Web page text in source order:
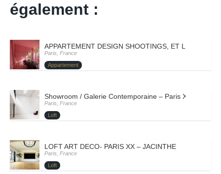
également :
APPARTEMENT DESIGN SHOOTINGS, ET
Paris, France
Appartement
Showroom / Galerie Contemporaine – Paris XI – YANN
Paris, France
Loft
LOFT ART DECO- PARIS XX – JACINTHE
Paris, France
Loft